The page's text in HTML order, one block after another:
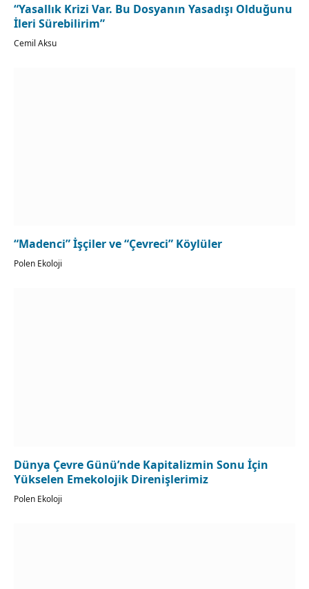
“Yasallık Krizi Var. Bu Dosyanın Yasadışı Olduğunu
İleri Sürebilirim”
Cemil Aksu
“Madenci” İşçiler ve “Çevreci” Köylüler
Polen Ekoloji
Dünya Çevre Günü’nde Kapitalizmin Sonu İçin
Yükselen Emekolojik Direnişlerimiz
Polen Ekoloji